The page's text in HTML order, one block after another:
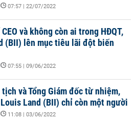
07:57 | 22/07/2022
và không còn ai trong HĐQT,
(BII) lên mục tiêu lãi đột biến
07:55 | 09/06/2022
tịch và Tổng Giám đốc từ nhiệm,
Louis Land (BII) chỉ còn một người
11:08 | 03/06/2022